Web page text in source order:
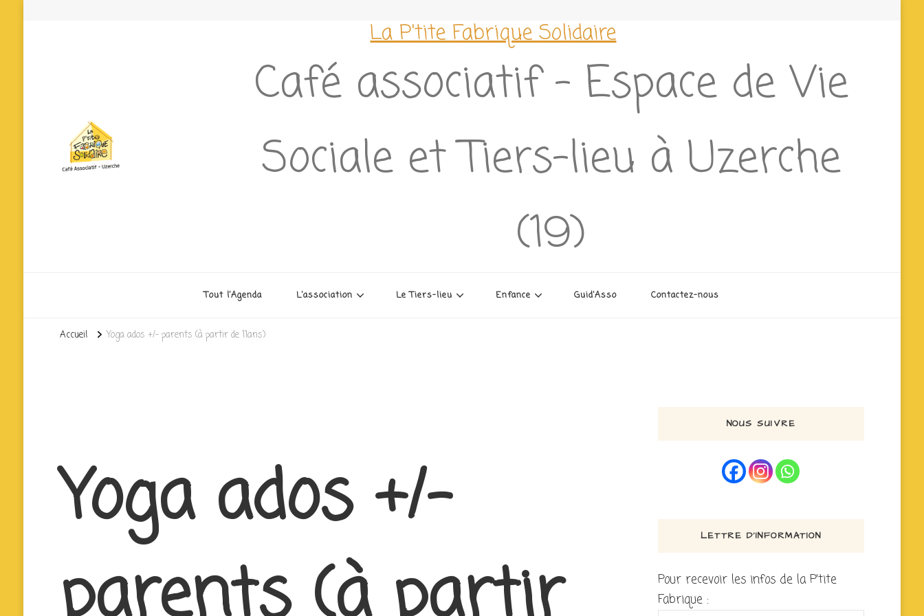
La P'tite Fabrique Solidaire
Café associatif – Espace de Vie
Sociale et Tiers-lieu à Uzerche
(19)
Tout l’Agenda L’association Le Tiers-lieu Enfance Guid’Asso Contactez-nous
Accueil Yoga ados +/- parents (à partir de 11ans)
Yoga ados +/-
NOUS SUIVRE
LETTRE D’INFORMATION
Pour recevoir les infos de la P'tite
Fabrique :